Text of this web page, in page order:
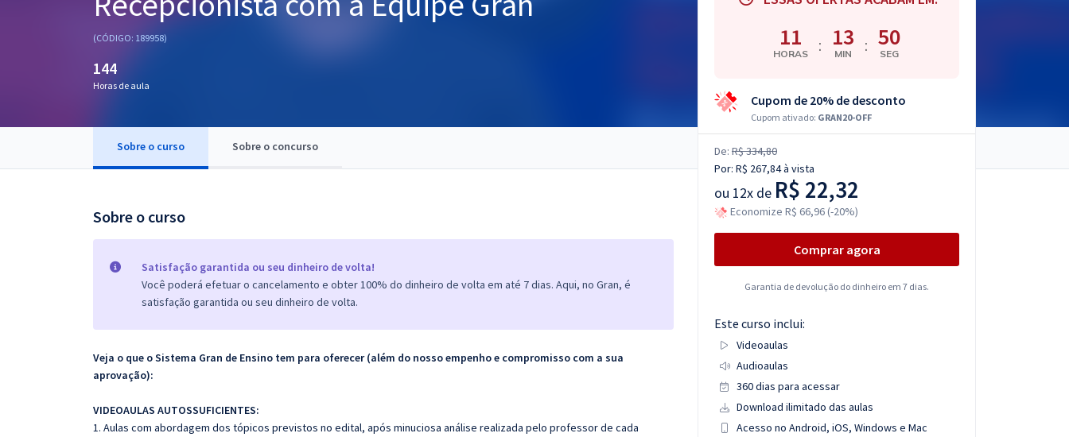
Questões grátis
(CÓDIGO: 189958)
144
Horas de aula
Sobre o curso Sobre o concurso
Sobre o curso
Satisfação garantida ou seu dinheiro de volta!
Você poderá efetuar o cancelamento e obter 100% do dinheiro de volta em até 7 dias. Aqui, no Gran, é
satisfação garantida ou seu dinheiro de volta.
Veja o que o Sistema Gran de Ensino tem para oferecer (além do nosso empenho e compromisso com a sua
aprovação):
VIDEOAULAS AUTOSSUFICIENTES:
1. Aulas com abordagem dos tópicos previstos no edital, após minuciosa análise realizada pelo professor de cada
11
HORAS : 13
MIN : 49
SEG
Cupom de 20% de desconto
Cupom ativado: GRAN20-OFF
De: R$ 334,80
Por: R$ 267,84à vista
ou 12x de R$ 22,32
Economize R$ 66,96 (-20%)
Comprar agora
Garantia de devolução do dinheiro em 7 dias.
Este curso inclui:
Videoaulas
Audioaulas
360 dias para acessar
Download ilimitado das aulas
Acesso no Android, iOS, Windows e Mac